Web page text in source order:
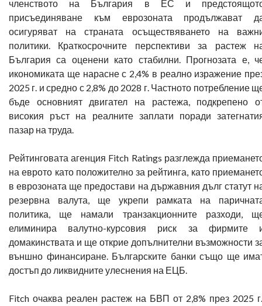
членството на България в ЕС и
присъединяване към еврозоната продължават
осигуряват на страната осъществяването на
политики. Краткосрочните перспективи за растеж
България са оценени като стабилни. Прогнозата е,
икономиката ще нарасне с 2,4% в реално изражение
2025 г. и средно с 2,8% до 2028 г. Частното потребление
бъде основният двигател на растежа, подкрепено
високия ръст на реалните заплати поради
пазар на труда.
Рейтинговата агенция Fitch Ratings разглежда
на еврото като положително за рейтинга, като
в еврозоната ще предостави на държавния дълг статут
резервна валута, ще укрепи рамката на
политика, ще намали транзакционните разходи,
елиминира валутно-курсовия риск за фирмите
домакинствата и ще открие допълнителни възможности
външно финансиране. Българските банки също ще
достъп до ликвидните улеснения на ЕЦБ.
Fitch очаква реален растеж на БВП от 2,8% през 2025